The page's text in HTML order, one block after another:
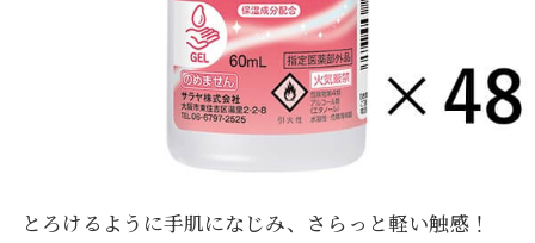
とろけるように手肌になじみ、さらっと軽い触感！